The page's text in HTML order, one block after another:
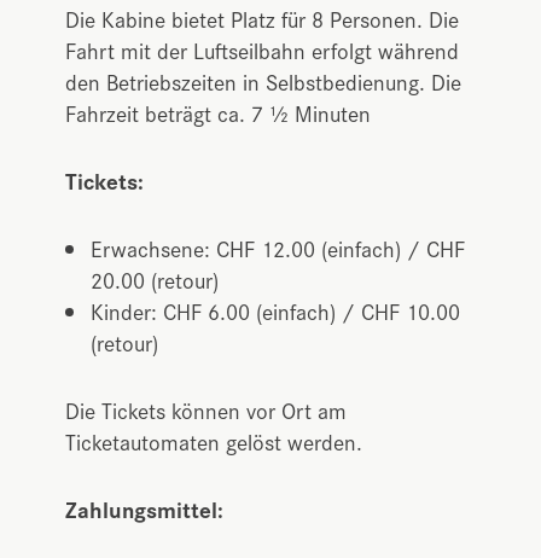
Die Kabine bietet Platz für 8 Personen. Die
Fahrt mit der Luftseilbahn erfolgt während
den Betriebszeiten in Selbstbedienung. Die
Fahrzeit beträgt ca. 7 ½ Minuten
Tickets:
Erwachsene: CHF 12.00 (einfach) / CHF
20.00 (retour)
Kinder: CHF 6.00 (einfach) / CHF 10.00
(retour)
Die Tickets können vor Ort am
Ticketautomaten gelöst werden.
Zahlungsmittel: